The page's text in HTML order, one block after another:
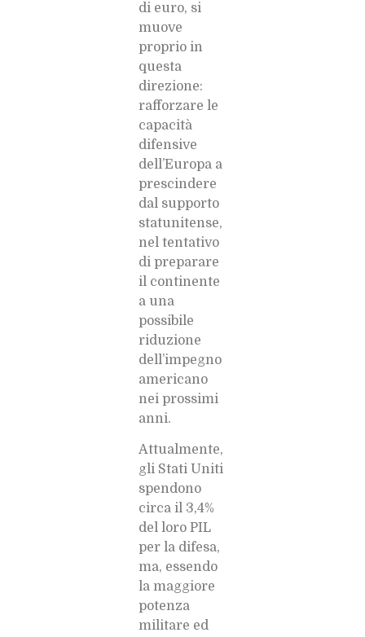
di euro, si
muove
proprio in
questa
direzione:
rafforzare le
capacità
difensive
dell’Europa a
prescindere
dal supporto
statunitense,
nel tentativo
di preparare
il continente
a una
possibile
riduzione
dell’impegno
americano
nei prossimi
anni.
Attualmente,
gli Stati Uniti
spendono
circa il 3,4%
del loro PIL
per la difesa,
ma, essendo
la maggiore
potenza
militare ed